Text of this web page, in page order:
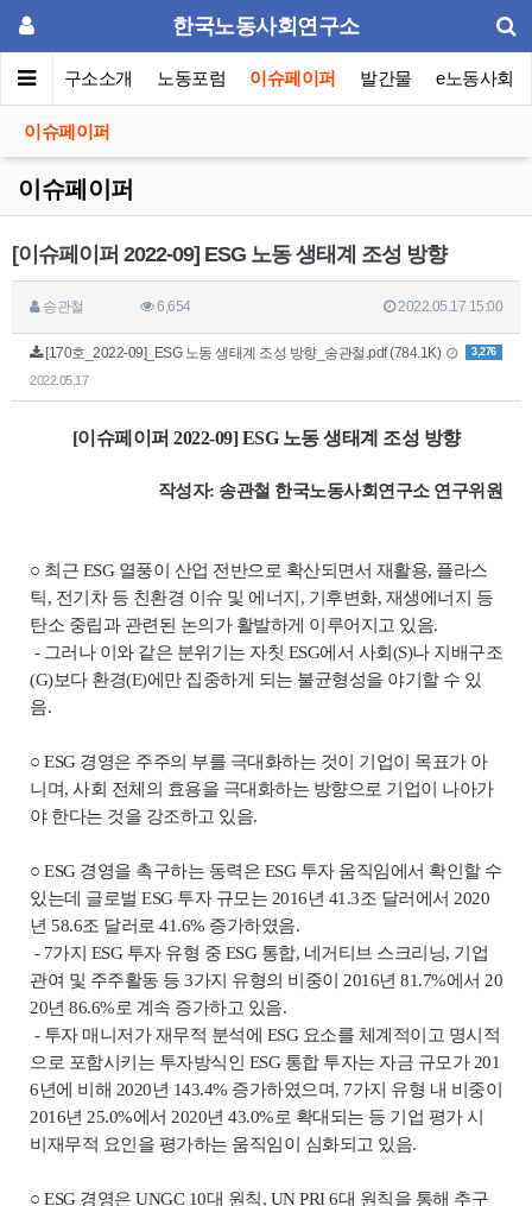
한국노동사회연구소
인 연구소소개 노동포럼 이슈페이퍼 발간물 e노동사회
이슈페이퍼
이슈페이퍼
[이슈페이퍼 2022-09] ESG 노동 생태계 조성 방향
송관철 6,654 2022.05.17 15:00
3,276
[170호_2022-09]_ESG 노동 생태계 조성 방향_송관철.pdf (784.1K)
2022.05.17
[이슈페이퍼 2022-09] ESG 노동 생태계 조성 방향
작성자: 송관철 한국노동사회연구소 연구위원
○ 최근 ESG 열풍이 산업 전반으로 확산되면서 재활용, 플라스
틱, 전기차 등 친환경 이슈 및 에너지, 기후변화, 재생에너지 등
탄소 중립과 관련된 논의가 활발하게 이루어지고 있음.
- 그러나 이와 같은 분위기는 자칫 ESG에서 사회(S)나 지배구조
(G)보다 환경(E)에만 집중하게 되는 불균형성을 야기할 수 있
음.
○ ESG 경영은 주주의 부를 극대화하는 것이 기업이 목표가 아
니며, 사회 전체의 효용을 극대화하는 방향으로 기업이 나아가
야 한다는 것을 강조하고 있음.
○ ESG 경영을 촉구하는 동력은 ESG 투자 움직임에서 확인할 수
있는데 글로벌 ESG 투자 규모는 2016년 41.3조 달러에서 2020
년 58.6조 달러로 41.6% 증가하였음.
- 7가지 ESG 투자 유형 중 ESG 통합, 네거티브 스크리닝, 기업
관여 및 주주활동 등 3가지 유형의 비중이 2016년 81.7%에서 20
20년 86.6%로 계속 증가하고 있음.
- 투자 매니저가 재무적 분석에 ESG 요소를 체계적이고 명시적
으로 포함시키는 투자방식인 ESG 통합 투자는 자금 규모가 201
6년에 비해 2020년 143.4% 증가하였으며, 7가지 유형 내 비중이
2016년 25.0%에서 2020년 43.0%로 확대되는 등 기업 평가 시
비재무적 요인을 평가하는 움직임이 심화되고 있음.
○ ESG 경영은 UNGC 10대 원칙, UN PRI 6대 원칙을 통해 추구